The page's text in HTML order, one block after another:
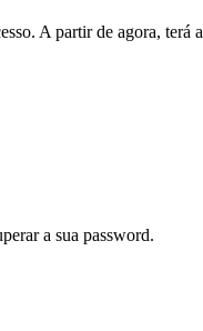
A partir de agora, terá
a sua password.